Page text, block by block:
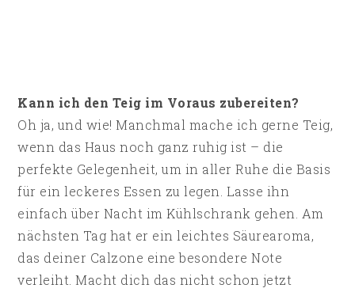
Kann ich den Teig im Voraus zubereiten?
Oh ja, und wie! Manchmal mache ich gerne Teig,
wenn das Haus noch ganz ruhig ist – die
perfekte Gelegenheit, um in aller Ruhe die Basis
für ein leckeres Essen zu legen. Lasse ihn
einfach über Nacht im Kühlschrank gehen. Am
nächsten Tag hat er ein leichtes Säurearoma,
das deiner Calzone eine besondere Note
verleiht. Macht dich das nicht schon jetzt